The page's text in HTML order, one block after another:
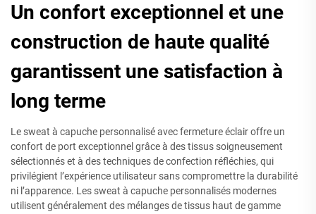
Un confort exceptionnel et une
construction de haute qualité
garantissent une satisfaction à
long terme
Le sweat à capuche personnalisé avec fermeture éclair offre un
confort de port exceptionnel grâce à des tissus soigneusement
sélectionnés et à des techniques de confection réfléchies, qui
privilégient l’expérience utilisateur sans compromettre la durabilité
ni l’apparence. Les sweat à capuche personnalisés modernes
utilisent généralement des mélanges de tissus haut de gamme